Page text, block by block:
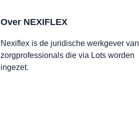
Over NEXIFLEX
Nexiflex is de juridische werkgever van
zorgprofessionals die via Lots worden
ingezet.